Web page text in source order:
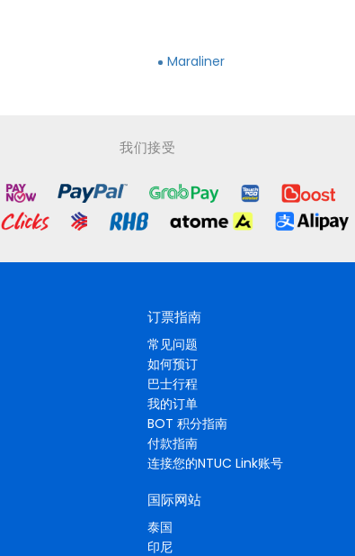
Maraliner
我们接受
订票指南
常见问题
如何预订
巴士行程
我的订单
BOT 积分指南
付款指南
连接您的NTUC Link账号
国际网站
泰国
印尼